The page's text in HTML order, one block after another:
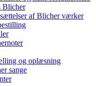
Blicher
af Blicher værker
og oplæsning
sange